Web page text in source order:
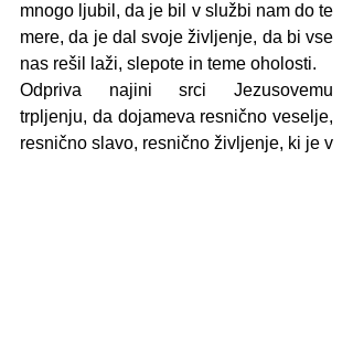
mnogo ljubil, da je bil v službi nam do te
mere, da je dal svoje življenje, da bi vse
nas rešil laži, slepote in teme oholosti.
Odpriva najini srci Jezusovemu
trpljenju, da dojameva resnično veselje,
resnično slavo, resnično življenje, ki je v